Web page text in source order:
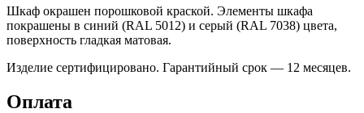
Шкаф окрашен порошковой краской. Элементы шкафа
покрашены в синий (RAL 5012) и серый (RAL 7038) цвета,
поверхность гладкая матовая.
Изделие сертифицировано. Гарантийный срок — 12 месяцев.
Оплата